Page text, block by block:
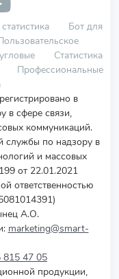
Бот для
Статистика
Профессиональные
в
в сфере связи,
коммуникаций.
службы по надзору в
и массовых
от 22.01.2021
ответственностью
А.О.
marketing@smart-
815 47 05
продукции,